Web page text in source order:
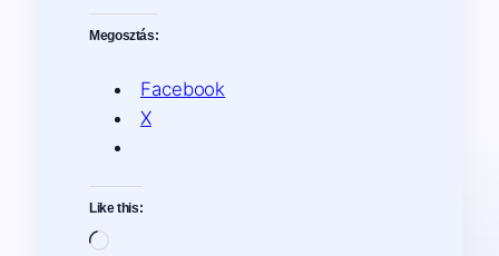
Megosztás:
Facebook
X
Like this:
Loading…